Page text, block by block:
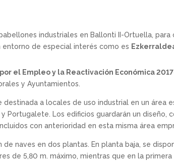
industriales en Ballonti II-Ortuella, para
de especial interés como es
el Empleo y la Reactivación Económica
y Ayuntamientos.
destinada a locales de uso industrial en un área
Portugalete. Los edificios guardarán un diseño,
con anterioridad en esta misma área
naves en dos plantas. En planta baja, se
de 5,80 m. máximo, mientras que en la